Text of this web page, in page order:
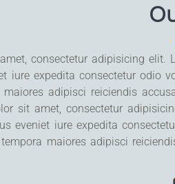
consectetur adipisicing elit.
iure expedita consectetur odio
maiores adipisci reiciendis
sit amet, consectetur
eveniet iure expedita
maiores adipisci